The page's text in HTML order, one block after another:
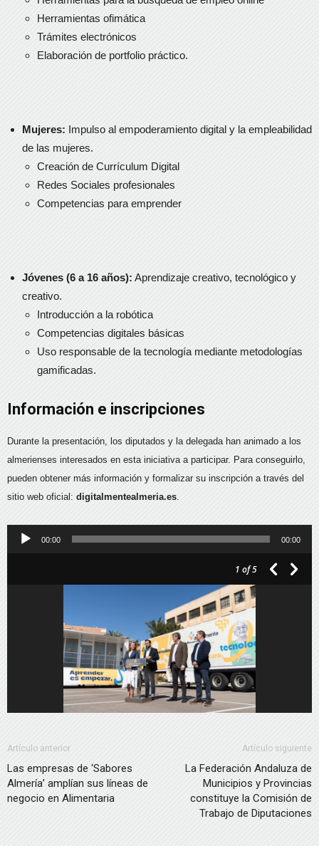
Herramientas ofimática
Trámites electrónicos
Elaboración de portfolio práctico.
Mujeres: Impulso al empoderamiento digital y la empleabilidad
de las mujeres.
Creación de Currículum Digital
Redes Sociales profesionales
Competencias para emprender
Jóvenes (6 a 16 años): Aprendizaje creativo, tecnológico y
creativo.
Introducción a la robótica
Competencias digitales básicas
Uso responsable de la tecnología mediante metodologías
gamificadas.
Información e inscripciones
Durante la presentación, los diputados y la delegada han animado a los
almerienses interesados en esta iniciativa a participar. Para conseguirlo,
pueden obtener más información y formalizar su inscripción a través del
sitio web oficial: digitalmentealmeria.es.
Reproductor
00:00 00:00
1 of 5
Artículo anterior
Las empresas de ‘Sabores
Almería’ amplían sus líneas de
negocio en Alimentaria
Artículo siguiente
La Federación Andaluza de
Municipios y Provincias
constituye la Comisión de
Trabajo de Diputaciones